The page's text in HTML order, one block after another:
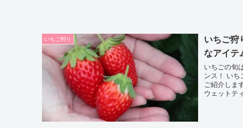
いちご狩り
いちご狩
なアイテ
いちごの旬
ンス！ い
ご紹介しま
ウェットテ